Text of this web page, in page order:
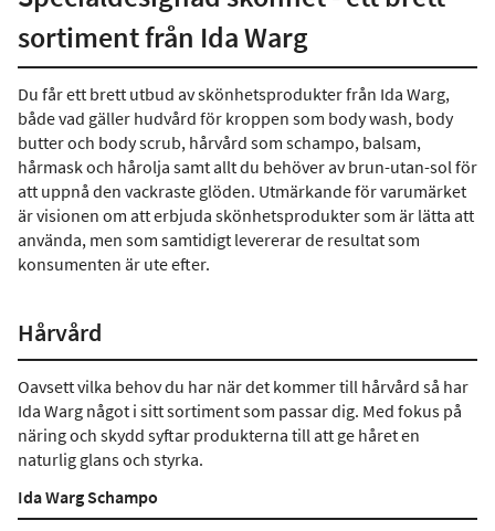
sortiment från Ida Warg
Du får ett brett utbud av skönhetsprodukter från Ida Warg,
både vad gäller hudvård för kroppen som body wash, body
butter och body scrub, hårvård som schampo, balsam,
hårmask och hårolja samt allt du behöver av brun-utan-sol för
att uppnå den vackraste glöden. Utmärkande för varumärket
är visionen om att erbjuda skönhetsprodukter som är lätta att
använda, men som samtidigt levererar de resultat som
konsumenten är ute efter.
Hårvård
Oavsett vilka behov du har när det kommer till hårvård så har
Ida Warg något i sitt sortiment som passar dig. Med fokus på
näring och skydd syftar produkterna till att ge håret en
naturlig glans och styrka.
Ida Warg Schampo